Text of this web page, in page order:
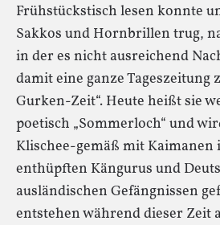
Frühstückstisch lesen konnte
Sakkos und Hornbrillen trug,
in der es nicht ausreichend
damit eine ganze Tageszeitung
Gurken-Zeit“. Heute heißt sie
poetisch „Sommerloch“ und
Klischee-gemäß mit Kaimanen
enthüpften Kängurus und
ausländischen Gefängnissen
entstehen während dieser Zeit